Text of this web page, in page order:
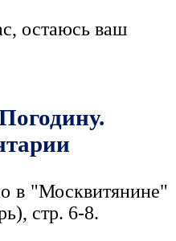
остаюсь ваш
в "Москвитянине"
стр. 6-8.